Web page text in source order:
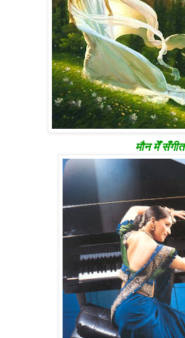
मौन मेँ सँगीत